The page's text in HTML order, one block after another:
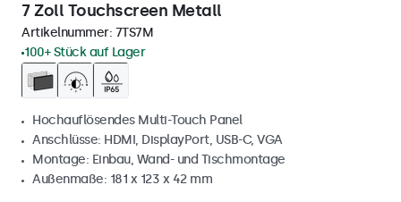
7 Zoll Touchscreen Metall
Artikelnummer: 7TS7M
100+ Stück auf Lager
Hochauflösendes Multi-Touch Panel
Anschlüsse: HDMI, DisplayPort, USB-C, VGA
Montage: Einbau, Wand- und Tischmontage
Außenmaße: 181 x 123 x 42 mm